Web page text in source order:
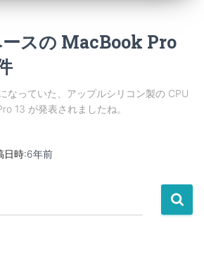
スの MacBook Pro
なっていた、アップルシリコン製の CPU
13 が発表されましたね。
日時:6年前